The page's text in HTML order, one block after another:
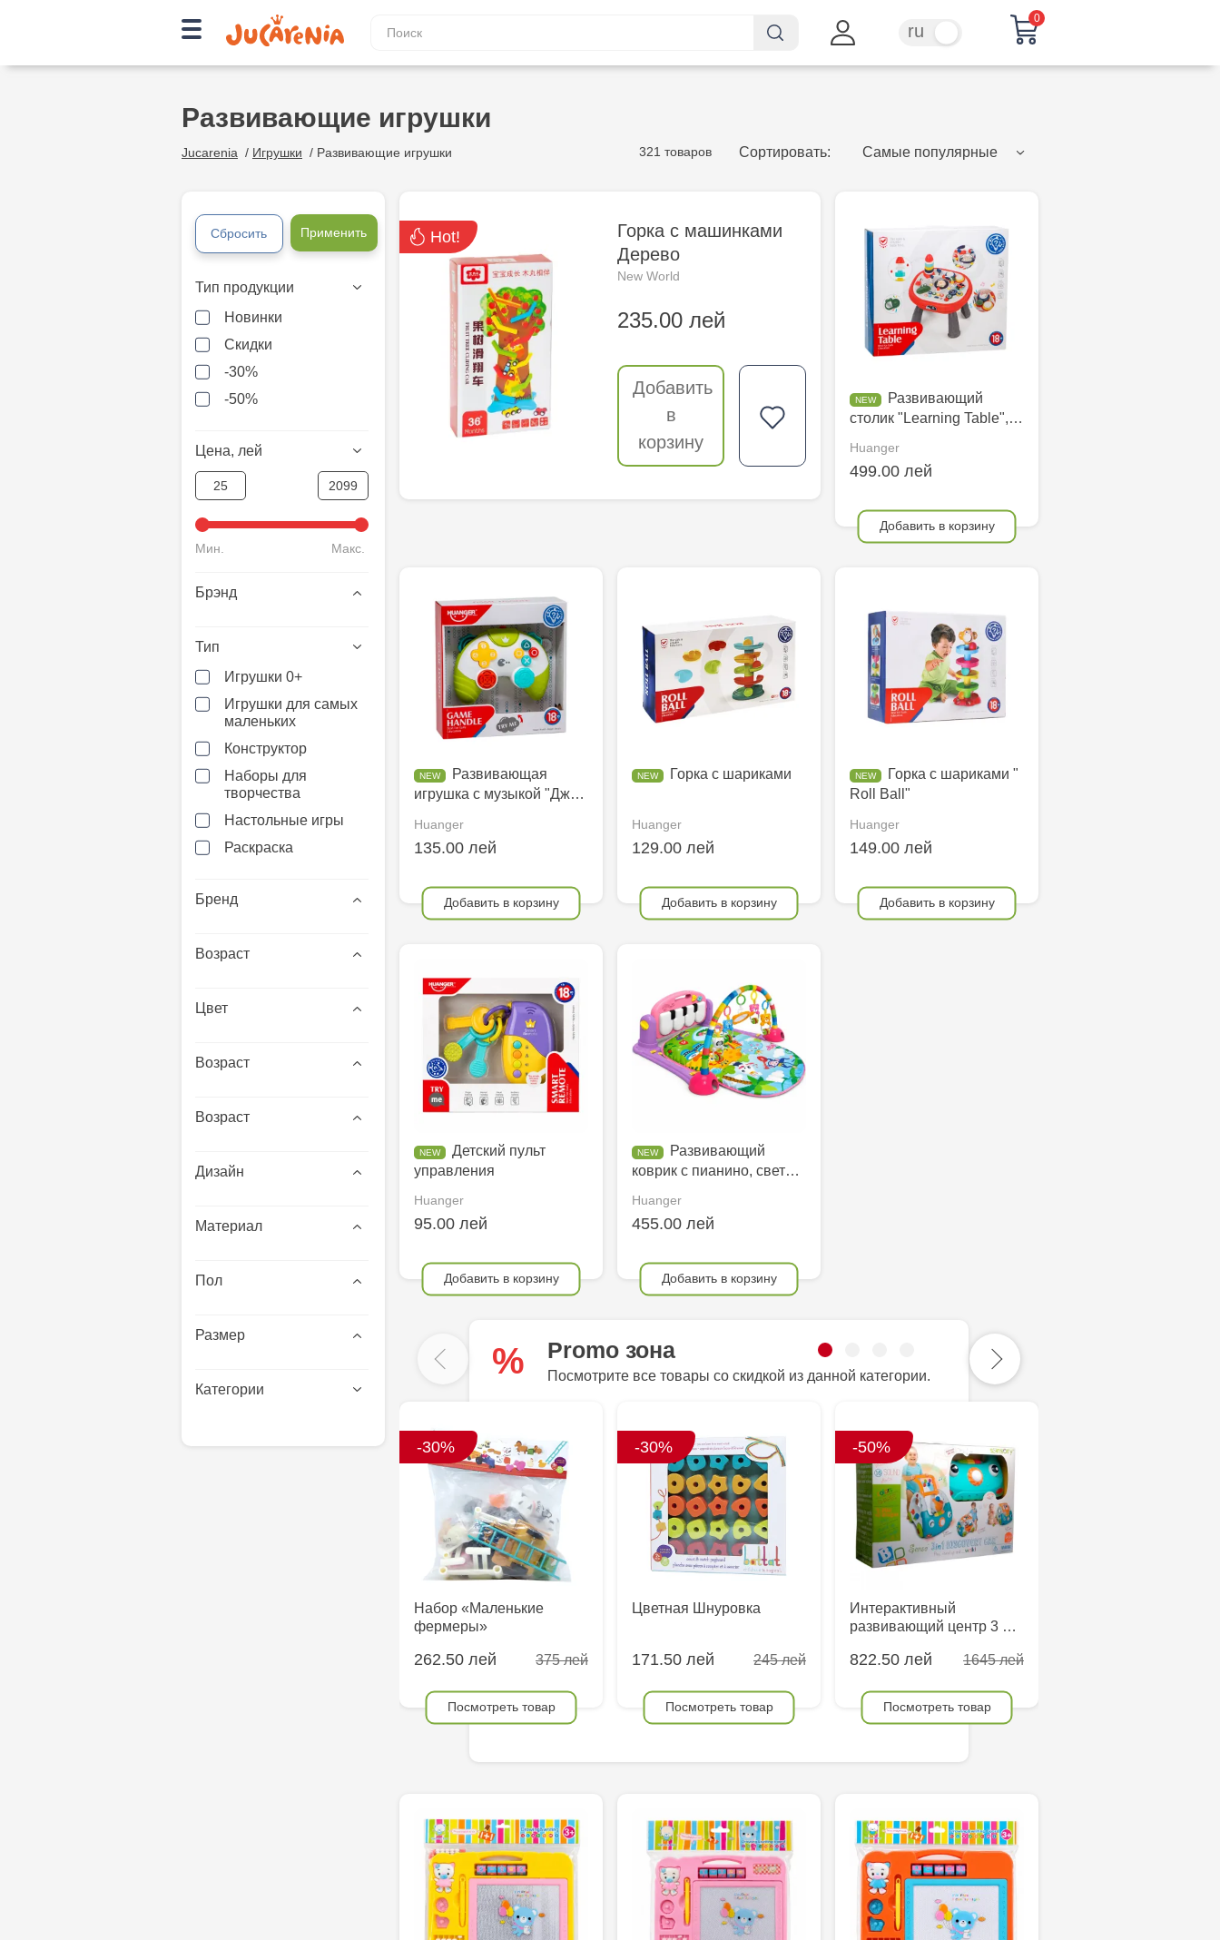
ru
0
Развивающие игрушки
Jucarenia / Игрушки / Развивающие игрушки 321 товаров Сортировать: Самые популярные
Сбросить Применить
Тип продукции
Новинки
Скидки
-30%
-50%
Цена, лей
Мин. Макс.
Брэнд
Тип
Игрушки 0+
Игрушки для самых
маленьких
Конструктор
Наборы для
творчества
Настольные игры
Раскраска
Бренд
Возраст
Цвет
Возраст
Возраст
Дизайн
Материал
Пол
Размер
Категории
Hot!
Горка с машинками
Дерево
New World
235.00 лей
Добавить
в
корзину
Развивающий
столик "Learning Table",…
Huanger
499.00 лей
Добавить в корзину
Развивающая
игрушка с музыкой "Дж…
Huanger
135.00 лей
Добавить в корзину
Горка с шариками
Huanger
129.00 лей
Добавить в корзину
Горка с шариками "
Roll Ball"
Huanger
149.00 лей
Добавить в корзину
Детский пульт
управления
Huanger
95.00 лей
Добавить в корзину
Развивающий
коврик с пианино, свет…
Huanger
455.00 лей
Добавить в корзину
% Promo зона
Посмотрите все товары со скидкой из данной категории.
-30%
Набор «Маленькие
фермеры»
262.50 лей 375 лей
Посмотреть товар
-30%
Цветная Шнуровка
171.50 лей 245 лей
Посмотреть товар
-50%
Интерактивный
развивающий центр 3 …
822.50 лей 1645 лей
Посмотреть товар